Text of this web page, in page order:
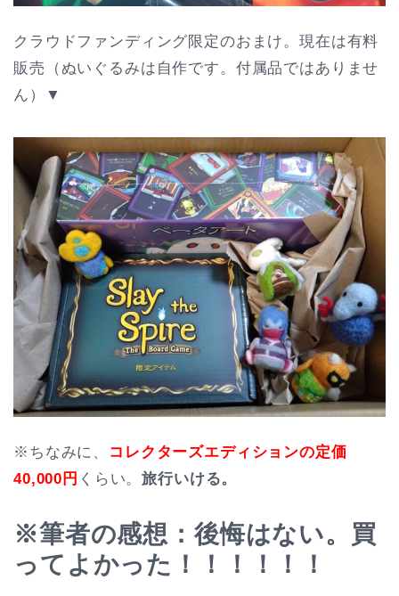
クラウドファンディング限定のおまけ。現在は有料
販売（ぬいぐるみは自作です。付属品ではありませ
ん）▼
※ちなみに、
コレクターズエディションの定価
40,000円 くらい。旅行いける。
※筆者の感想：後悔はない。買
ってよかった！！！！！！